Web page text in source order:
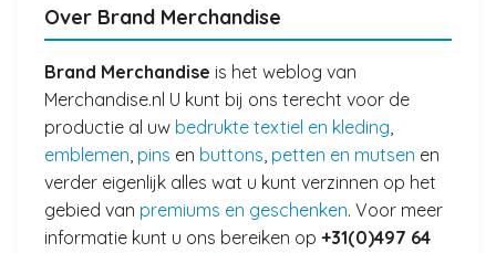
Over Brand Merchandise
Brand Merchandise is het weblog van
Merchandise.nl U kunt bij ons terecht voor de
productie al uw bedrukte textiel en kleding,
emblemen, pins en buttons, petten en mutsen en
verder eigenlijk alles wat u kunt verzinnen op het
gebied van premiums en geschenken. Voor meer
informatie kunt u ons bereiken op +31(0)497 64